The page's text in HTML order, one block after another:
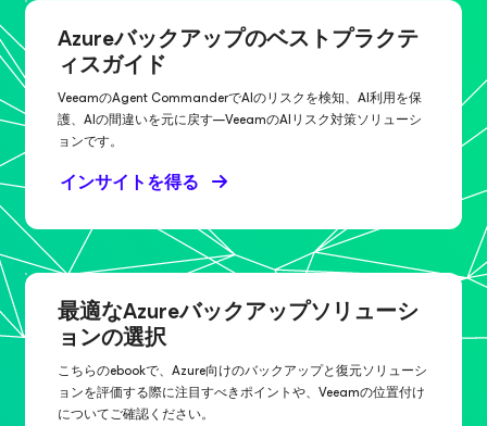
Azureバックアップのベストプラクテ
ィスガイド
VeeamのAgent CommanderでAIのリスクを検知、AI利用を保
護、AIの間違いを元に戻す—VeeamのAIリスク対策ソリューシ
ョンです。
インサイトを得る
最適なAzureバックアップソリューシ
ョンの選択
こちらのebookで、Azure向けのバックアップと復元ソリューシ
ョンを評価する際に注目すべきポイントや、Veeamの位置付け
についてご確認ください。